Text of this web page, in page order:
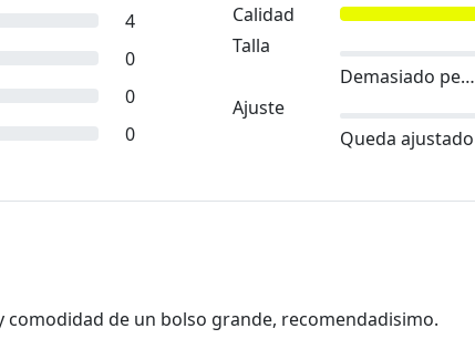
4
0
0
0
Calidad
Talla
Demasiado pequeño
Ajuste
Queda ajustado
de un bolso grande, recomendadisimo.